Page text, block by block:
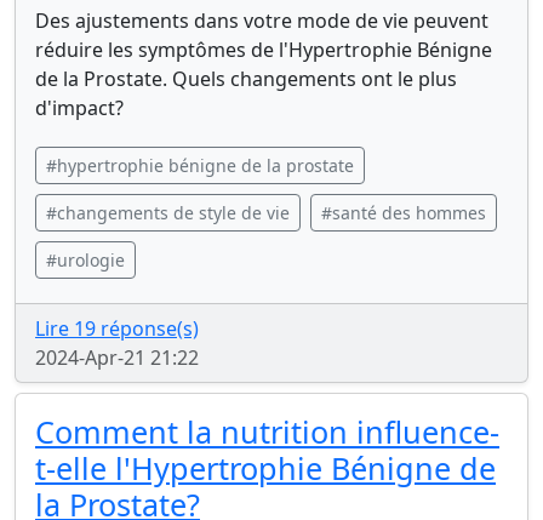
Des ajustements dans votre mode de vie peuvent
réduire les symptômes de l'Hypertrophie Bénigne
de la Prostate. Quels changements ont le plus
d'impact?
#hypertrophie bénigne de la prostate
#changements de style de vie #santé des hommes
#urologie
Lire 19 réponse(s)
2024-Apr-21 21:22
Comment la nutrition influence-
t-elle l'Hypertrophie Bénigne de
la Prostate?